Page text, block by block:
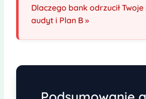
Dlaczego bank odrzucił
audyt i Plan B »